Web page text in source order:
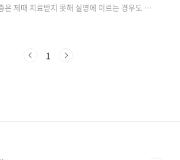
은 제때 치료받지 못해 실명에 이르는 경우도 많
결하기 위해 정부, 공익재단, 지자체 등에서 무
터 시작해 신청 대상, 검사 항목, 주요 기관별 프
1